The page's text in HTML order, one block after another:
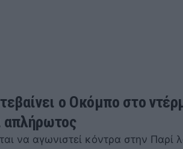
ο Οκόμπο στο
απλήρωτος
να αγωνιστεί κόντρα στην Παρί